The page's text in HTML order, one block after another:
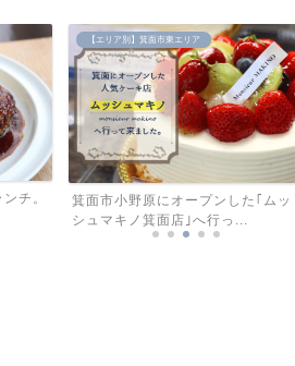
チ。
【エリア別】箕面市東エリア
箕面市小野原にオープンした｢ムッ
シュマキノ箕面店｣へ行っ...